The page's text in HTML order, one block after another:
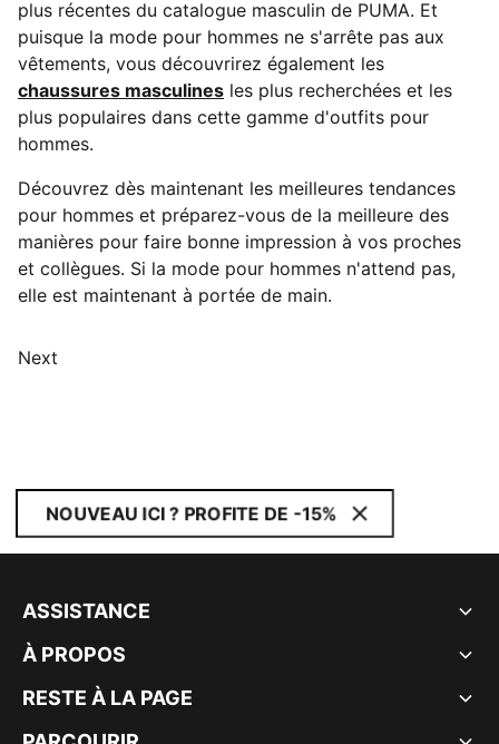
plus récentes du catalogue masculin de PUMA. Et
puisque la mode pour hommes ne s'arrête pas aux
vêtements, vous découvrirez également les
chaussures masculines les plus recherchées et les
plus populaires dans cette gamme d'outfits pour
hommes.
Découvrez dès maintenant les meilleures tendances
pour hommes et préparez-vous de la meilleure des
manières pour faire bonne impression à vos proches
et collègues. Si la mode pour hommes n'attend pas,
elle est maintenant à portée de main.
Next
NOUVEAU ICI ? PROFITE DE -15%
ASSISTANCE
À PROPOS
RESTE À LA PAGE